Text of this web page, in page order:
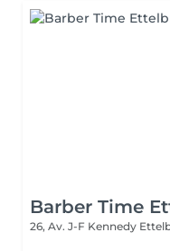
Barber Time
26, Av. J-F Kennedy